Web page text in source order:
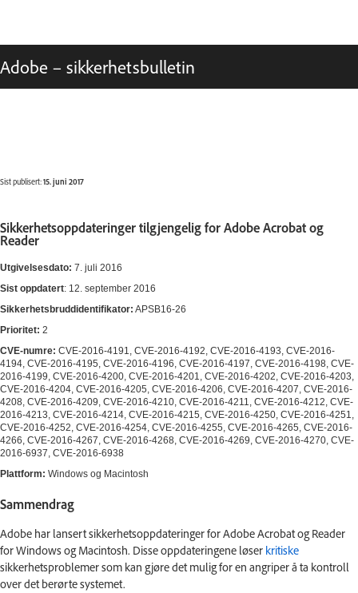
Adobe – sikkerhetsbulletin
Sist publisert:15. juni 2017
Sikkerhetsoppdateringer tilgjengelig for Adobe Acrobat og
Reader
Utgivelsesdato: 7. juli 2016
Sist oppdatert: 12. september 2016
Sikkerhetsbruddidentifikator: APSB16-26
Prioritet: 2
CVE-numre: CVE-2016-4191, CVE-2016-4192, CVE-2016-4193, CVE-2016-
4194, CVE-2016-4195, CVE-2016-4196, CVE-2016-4197, CVE-2016-4198, CVE-
2016-4199, CVE-2016-4200, CVE-2016-4201, CVE-2016-4202, CVE-2016-4203,
CVE-2016-4204, CVE-2016-4205, CVE-2016-4206, CVE-2016-4207, CVE-2016-
4208, CVE-2016-4209, CVE-2016-4210, CVE-2016-4211, CVE-2016-4212, CVE-
2016-4213, CVE-2016-4214, CVE-2016-4215, CVE-2016-4250, CVE-2016-4251,
CVE-2016-4252, CVE-2016-4254, CVE-2016-4255, CVE-2016-4265, CVE-2016-
4266, CVE-2016-4267, CVE-2016-4268, CVE-2016-4269, CVE-2016-4270, CVE-
2016-6937, CVE-2016-6938
Plattform: Windows og Macintosh
Sammendrag
Adobe har lansert sikkerhetsoppdateringer for Adobe Acrobat og Reader
for Windows og Macintosh. Disse oppdateringene løser kritiske
sikkerhetsproblemer som kan gjøre det mulig for en angriper å ta kontroll
over det berørte systemet.